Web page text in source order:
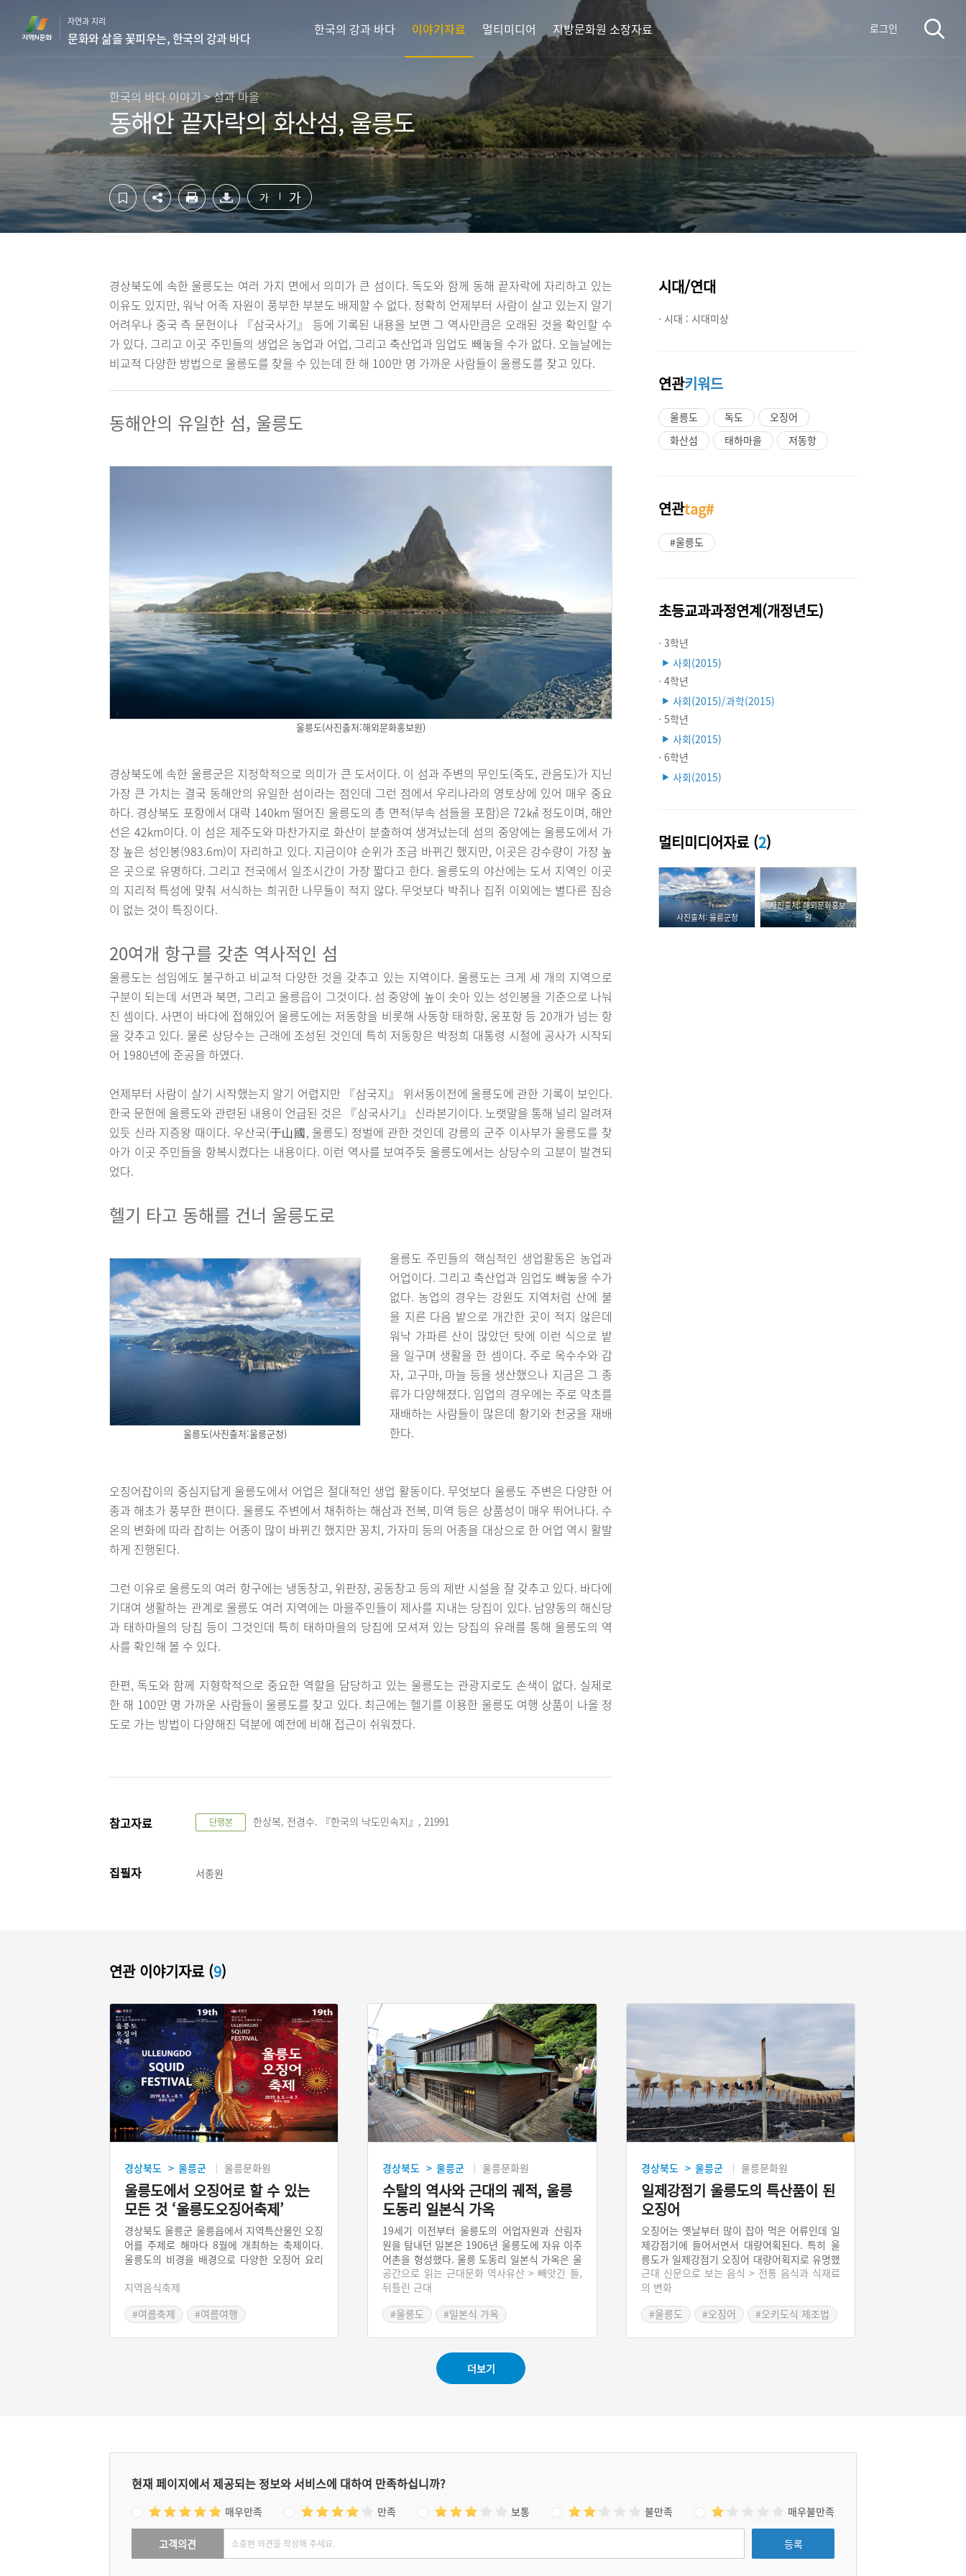
역
바
자연과 지리
문화와 삶을 꽃피우는, 한국의 강과 바다
한국의 강과 바다 이야기자료 멀티미디어 지방문화원 소장자료 로그인
한국의 바다 이야기 > 섬과 마을
동해안 끝자락의 화산섬, 울릉도
가 가
경상북도에 속한 울릉도는 여러 가지 면에서 의미가 큰 섬이다. 독도와 함께 동해 끝자락에 자리하고 있는
이유도 있지만, 워낙 어족 자원이 풍부한 부분도 배제할 수 없다. 정확히 언제부터 사람이 살고 있는지 알기
어려우나 중국 측 문헌이나 『삼국사기』 등에 기록된 내용을 보면 그 역사만큼은 오래된 것을 확인할 수
가 있다. 그리고 이곳 주민들의 생업은 농업과 어업, 그리고 축산업과 임업도 빼놓을 수가 없다. 오늘날에는
비교적 다양한 방법으로 울릉도를 찾을 수 있는데 한 해 100만 명 가까운 사람들이 울릉도를 찾고 있다.
동해안의 유일한 섬, 울릉도
울릉도(사진출처:해외문화홍보원)
경상북도에 속한 울릉군은 지정학적으로 의미가 큰 도서이다. 이 섬과 주변의 무인도(죽도, 관음도)가 지닌
가장 큰 가치는 결국 동해안의 유일한 섬이라는 점인데 그런 점에서 우리나라의 영토상에 있어 매우 중요
하다. 경상북도 포항에서 대략 140km 떨어진 울릉도의 총 면적(부속 섬들을 포함)은 72㎢ 정도이며, 해안
선은 42km이다. 이 섬은 제주도와 마찬가지로 화산이 분출하여 생겨났는데 섬의 중앙에는 울릉도에서 가
장 높은 성인봉(983.6m)이 자리하고 있다. 지금이야 순위가 조금 바뀌긴 했지만, 이곳은 강수량이 가장 높
은 곳으로 유명하다. 그리고 전국에서 일조시간이 가장 짧다고 한다. 울릉도의 야산에는 도서 지역인 이곳
의 지리적 특성에 맞춰 서식하는 희귀한 나무들이 적지 않다. 무엇보다 박쥐나 집쥐 이외에는 별다른 짐승
이 없는 것이 특징이다.
20여개 항구를 갖춘 역사적인 섬
울릉도는 섬임에도 불구하고 비교적 다양한 것을 갖추고 있는 지역이다. 울릉도는 크게 세 개의 지역으로
구분이 되는데 서면과 북면, 그리고 울릉읍이 그것이다. 섬 중앙에 높이 솟아 있는 성인봉을 기준으로 나눠
진 셈이다. 사면이 바다에 접해있어 울릉도에는 저동항을 비롯해 사동항 태하항, 웅포항 등 20개가 넘는 항
을 갖추고 있다. 물론 상당수는 근래에 조성된 것인데 특히 저동항은 박정희 대통령 시절에 공사가 시작되
어 1980년에 준공을 하였다.
언제부터 사람이 살기 시작했는지 알기 어렵지만 『삼국지』 위서동이전에 울릉도에 관한 기록이 보인다.
한국 문헌에 울릉도와 관련된 내용이 언급된 것은 『삼국사기』 신라본기이다. 노랫말을 통해 널리 알려져
있듯 신라 지증왕 때이다. 우산국(于山國, 울릉도) 정벌에 관한 것인데 강릉의 군주 이사부가 울릉도를 찾
아가 이곳 주민들을 항복시켰다는 내용이다. 이런 역사를 보여주듯 울릉도에서는 상당수의 고분이 발견되
었다.
헬기 타고 동해를 건너 울릉도로
울릉도(사진출처:울릉군청)
울릉도 주민들의 핵심적인 생업활동은 농업과
어업이다. 그리고 축산업과 임업도 빼놓을 수가
없다. 농업의 경우는 강원도 지역처럼 산에 불
을 지른 다음 밭으로 개간한 곳이 적지 않은데
워낙 가파른 산이 많았던 탓에 이런 식으로 밭
을 일구며 생활을 한 셈이다. 주로 옥수수와 감
자, 고구마, 마늘 등을 생산했으나 지금은 그 종
류가 다양해졌다. 임업의 경우에는 주로 약초를
재배하는 사람들이 많은데 황기와 천궁을 재배
한다.
오징어잡이의 중심지답게 울릉도에서 어업은 절대적인 생업 활동이다. 무엇보다 울릉도 주변은 다양한 어
종과 해초가 풍부한 편이다. 울릉도 주변에서 채취하는 해삼과 전복, 미역 등은 상품성이 매우 뛰어나다. 수
온의 변화에 따라 잡히는 어종이 많이 바뀌긴 했지만 꽁치, 가자미 등의 어종을 대상으로 한 어업 역시 활발
하게 진행된다.
그런 이유로 울릉도의 여러 항구에는 냉동창고, 위판장, 공동창고 등의 제반 시설을 잘 갖추고 있다. 바다에
기대여 생활하는 관계로 울릉도 여러 지역에는 마을주민들이 제사를 지내는 당집이 있다. 남양동의 해신당
과 태하마을의 당집 등이 그것인데 특히 태하마을의 당집에 모셔져 있는 당집의 유래를 통해 울릉도의 역
사를 확인해 볼 수 있다.
한편, 독도와 함께 지형학적으로 중요한 역할을 담당하고 있는 울릉도는 관광지로도 손색이 없다. 실제로
한 해 100만 명 가까운 사람들이 울릉도를 찾고 있다. 최근에는 헬기를 이용한 울릉도 여행 상품이 나올 정
도로 가는 방법이 다양해진 덕분에 예전에 비해 접근이 쉬워졌다.
참고자료 단행본 한상복, 전경수. 『한국의 낙도민속지』, 21991
집필자 서종원
시대/연대
· 시대 : 시대미상
연관키워드
울릉도 독도
오징어
화산섬
태하마을 저동항
연관tag#
#울릉도
초등교과과정연계(개정년도)
· 3학년
▶ 사회(2015)
· 4학년
▶ 사회(2015)/과학(2015)
· 5학년
▶ 사회(2015)
· 6학년
▶ 사회(2015)
멀티미디어자료 (2)
사진출처: 울릉군청
사진출처: 해외문화홍보
원
연관 이야기자료 (9)
경상북도 > 울릉군 울릉문화원
울릉도에서 오징어로 할 수 있는
모든 것 ‘울릉도오징어축제’
경상북도 울릉군 울릉읍에서 지역특산물인 오징
어를 주제로 해마다 8월에 개최하는 축제이다.
울릉도의 비경을 배경으로 다양한 오징어 요리
오징어에 관한 전시, 학술대회 등의 다양한 콘텐
츠가 마련되어 있다. 오징어를 오감(五感) 만족
의 대상으로 삼아 다양한 콘텐츠를 즐기며, 비경
지역음식축제
#여름축제
#여름여행
경상북도 > 울릉군 울릉문화원
수탈의 역사와 근대의 궤적, 울릉
도동리 일본식 가옥
19세기 이전부터 울릉도의 어업자원과 산림자
원을 탐내던 일본은 1906년 울릉도에 자유 이주
어촌을 형성했다. 울릉 도동리 일본식 가옥은 울
릉도에서 고리대금업과 벌목업으로 부를 쌓은
사카모토 나이지로라는 인물이 1910년대에 지
은 주택이다. 사무실과 접객 공간 겸 생활공간으
로 지어진 집은 2층 목조 건물로서 전형적인 일
식과 수법을 보여준다. 울릉도 도동항이 내려다
보이는 자리에 지어진 사카모토의 집은 해방 이
후 한국인의 생활양식에 맞추어 변형되기는 했
공간으로 읽는 근대문화 역사유산 > 빼앗긴 들,
뒤틀린 근대
#울릉도
#일본식 가옥
경상북도 > 울릉군 울릉문화원
일제강점기 울릉도의 특산품이 된
오징어
오징어는 옛날부터 많이 잡아 먹은 어류인데 일
제강점기에 들어서면서 대량어획된다. 특히 울
릉도가 일제강점기 오징어 대량어획지로 유명했
다. 울릉도에 들어가 오징어를 잡은 것은 시마네
현 오키도의 어부들이었다. 이들은 1887년부터
울릉도에서 오징어를 잡았는데 1900년부터 본
격적으로 울릉도에 이주하여 조업하였다. 오키
근대 신문으로 보는 음식 > 전통 음식과 식재료
의 변화
#울릉도
#오징어 #오키도식 제조법
더보기
현재 페이지에서 제공되는 정보와 서비스에 대하여 만족하십니까?
매우만족 만족 보통 불만족 매우불만족
고객의견 등록